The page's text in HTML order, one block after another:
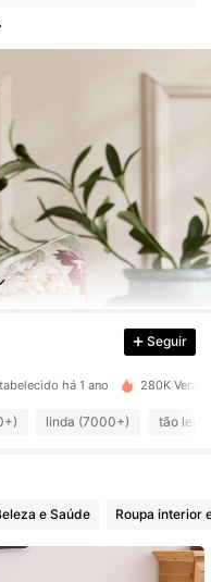
Seguir
há 1 ano 280K
linda (7000+) tão
e Saúde Roupa interior